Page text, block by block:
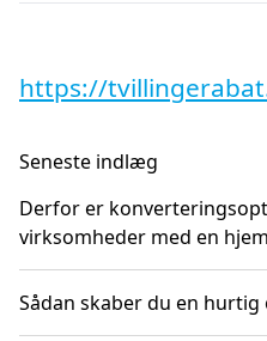
https://
Seneste indlæg
Derfor er
virksomheder med en
Sådan skaber du en